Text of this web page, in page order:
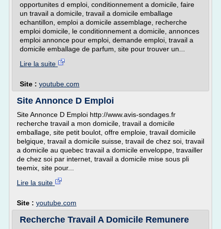
opportunites d emploi, conditionnement a domicile, faire
un travail a domicile, travail a domicile emballage
echantillon, emploi a domicile assemblage, recherche
emploi domicile, le conditionnement a domicile, annonces
emploi annonce pour emploi, demande emploi, travail a
domicile emballage de parfum, site pour trouver un...
Lire la suite
Site : youtube.com
Site Annonce D Emploi
Site Annonce D Emploi http://www.avis-sondages.fr
recherche travail a mon domicile, travail a domicile
emballage, site petit boulot, offre emploie, travail domicile
belgique, travail a domicile suisse, travail de chez soi, travail
a domicile au quebec travail a domicile enveloppe, travailler
de chez soi par internet, travail a domicile mise sous pli
teemix, site pour...
Lire la suite
Site : youtube.com
Recherche Travail A Domicile Remunere